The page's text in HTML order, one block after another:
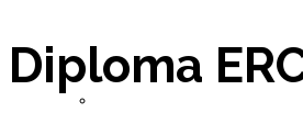
Diploma